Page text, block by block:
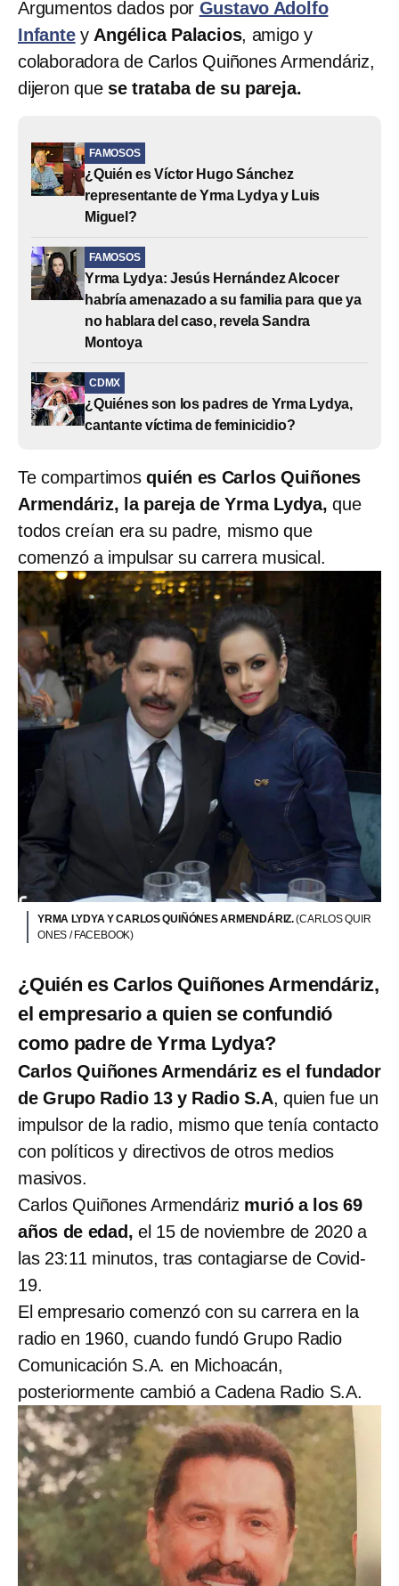
Argumentos dados por Gustavo Adolfo
Infantey Angélica Palacios, amigo y
colaboradora de Carlos Quiñones Armendáriz,
dijeron que se trataba de su pareja.
FAMOSOS
¿Quién es Víctor Hugo Sánchez
representante de Yrma Lydya y Luis
Miguel?
FAMOSOS
Yrma Lydya: Jesús Hernández Alcocer
habría amenazado a su familia para que ya
no hablara del caso, revela Sandra
Montoya
CDMX
¿Quiénes son los padres de Yrma Lydya,
cantante víctima de feminicidio?
Te compartimosquién es Carlos Quiñones
Armendáriz, la pareja de Yrma Lydya,que
todos creían era su padre, mismo que
comenzó a impulsar su carrera musical.
YRMA LYDYA Y CARLOS QUIÑÓNES ARMENDÁRIZ.(CARLOS QUIR
ONES / FACEBOOK)
¿Quién es Carlos Quiñones Armendáriz,
el empresario a quien se confundió
como padre de Yrma Lydya?
Carlos Quiñones Armendáriz es el fundador
de Grupo Radio 13 y Radio S.A, quien fue un
impulsor de la radio, mismo que tenía contacto
con políticos y directivos de otros medios
masivos.
Carlos Quiñones Armendáriz murió a los 69
años de edad, el 15 de noviembre de 2020 a
las 23:11 minutos, tras contagiarse de Covid-
19.
El empresario comenzó con su carrera en la
radio en 1960, cuando fundó Grupo Radio
Comunicación S.A. en Michoacán,
posteriormente cambió a Cadena Radio S.A.